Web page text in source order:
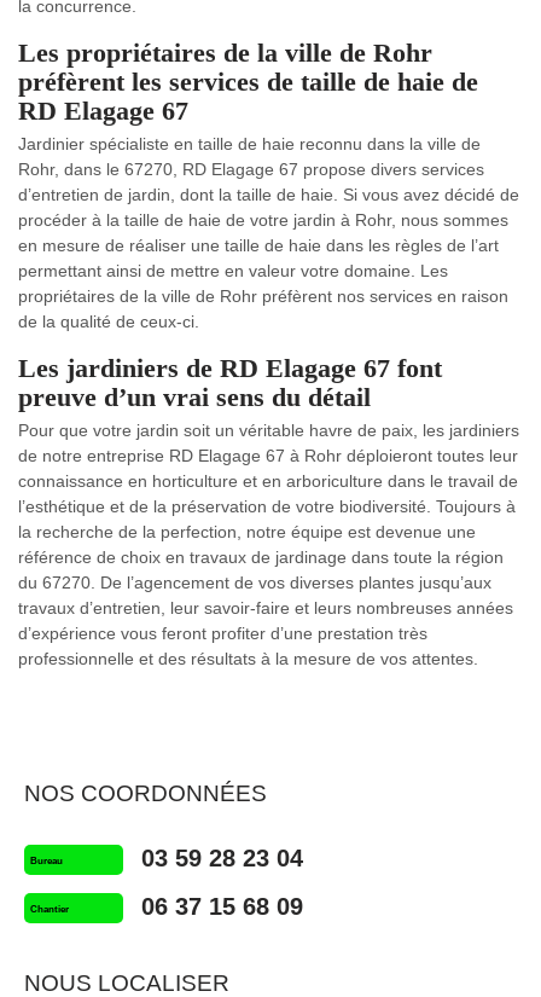
la concurrence.
Les propriétaires de la ville de Rohr
préfèrent les services de taille de haie de
RD Elagage 67
Jardinier spécialiste en taille de haie reconnu dans la ville de
Rohr, dans le 67270, RD Elagage 67 propose divers services
d’entretien de jardin, dont la taille de haie. Si vous avez décidé de
procéder à la taille de haie de votre jardin à Rohr, nous sommes
en mesure de réaliser une taille de haie dans les règles de l’art
permettant ainsi de mettre en valeur votre domaine. Les
propriétaires de la ville de Rohr préfèrent nos services en raison
de la qualité de ceux-ci.
Les jardiniers de RD Elagage 67 font
preuve d’un vrai sens du détail
Pour que votre jardin soit un véritable havre de paix, les jardiniers
de notre entreprise RD Elagage 67 à Rohr déploieront toutes leur
connaissance en horticulture et en arboriculture dans le travail de
l’esthétique et de la préservation de votre biodiversité. Toujours à
la recherche de la perfection, notre équipe est devenue une
référence de choix en travaux de jardinage dans toute la région
du 67270. De l’agencement de vos diverses plantes jusqu’aux
travaux d’entretien, leur savoir-faire et leurs nombreuses années
d’expérience vous feront profiter d’une prestation très
professionnelle et des résultats à la mesure de vos attentes.
NOS COORDONNÉES
Bureau 03 59 28 23 04
Chantier 06 37 15 68 09
NOUS LOCALISER